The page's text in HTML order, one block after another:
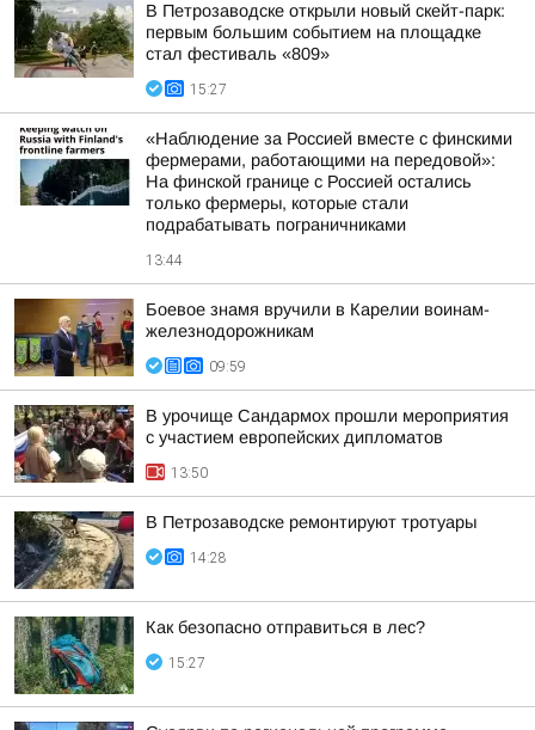
В Петрозаводске открыли новый скейт-парк:
первым большим событием на площадке
стал фестиваль «809»
15:27
«Наблюдение за Россией вместе с финскими
фермерами, работающими на передовой»:
На финской границе с Россией остались
только фермеры, которые стали
подрабатывать пограничниками
13:44
Боевое знамя вручили в Карелии воинам-
железнодорожникам
09:59
В урочище Сандармох прошли мероприятия
с участием европейских дипломатов
13:50
В Петрозаводске ремонтируют тротуары
14:28
Как безопасно отправиться в лес?
15:27